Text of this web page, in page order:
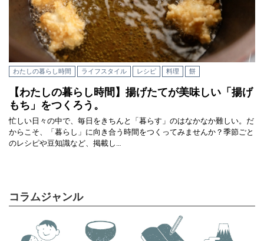
わたしの暮らし時間 ライフスタイル レシピ 料理 餅
【わたしの暮らし時間】揚げたてが美味しい「揚げ
もち」をつくろう。
忙しい日々の中で、毎日をきちんと「暮らす」のはなかなか難しい。だ
からこそ、「暮らし」に向き合う時間をつくってみませんか？季節ごと
のレシピや豆知識など、掲載し…
コラムジャンル